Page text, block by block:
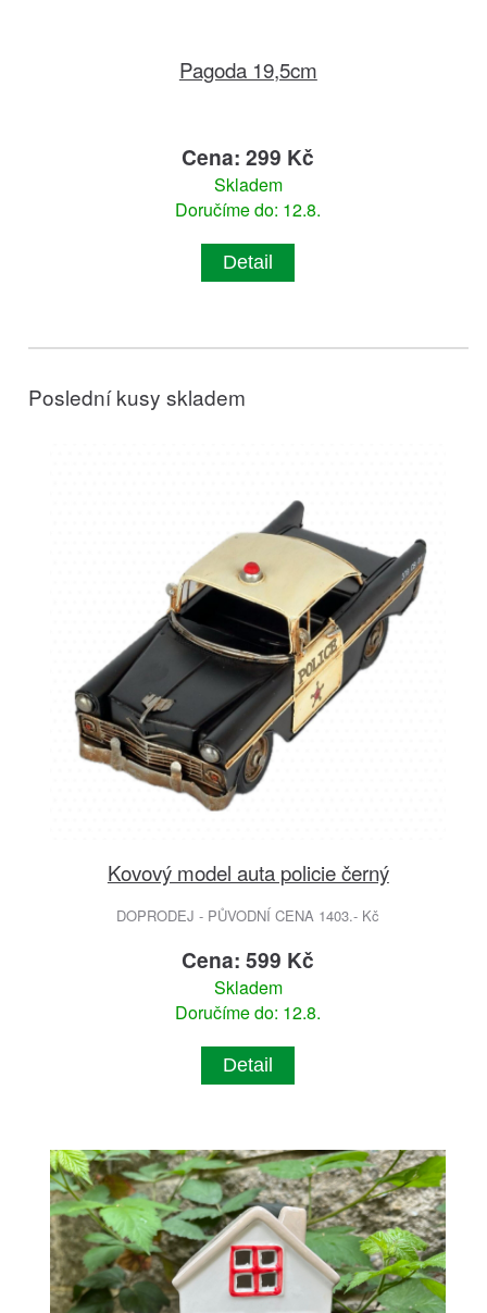
Pagoda 19,5cm
Cena: 299 Kč
Skladem
Doručíme do: 12.8.
Detail
Poslední kusy skladem
Kovový model auta policie černý
DOPRODEJ - PŮVODNÍ CENA 1403.- Kč
Cena: 599 Kč
Skladem
Doručíme do: 12.8.
Detail